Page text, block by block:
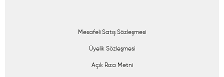
Mesafeli Satış Sözleşmesi
Üyelik Sözleşmesi
Açık Rıza Metni